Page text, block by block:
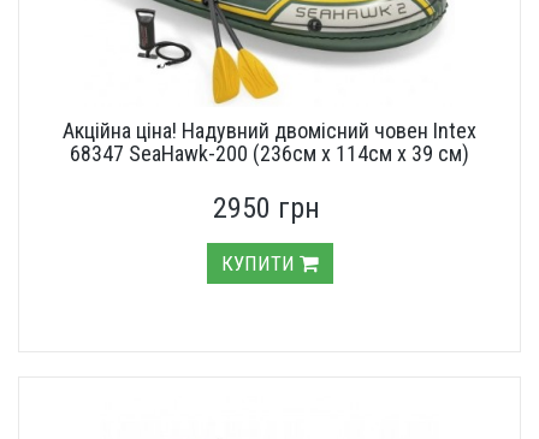
Акційна ціна! Надувний двомісний човен Intex
68347 SeaHawk-200 (236см х 114см x 39 см)
2950 грн
КУПИТИ